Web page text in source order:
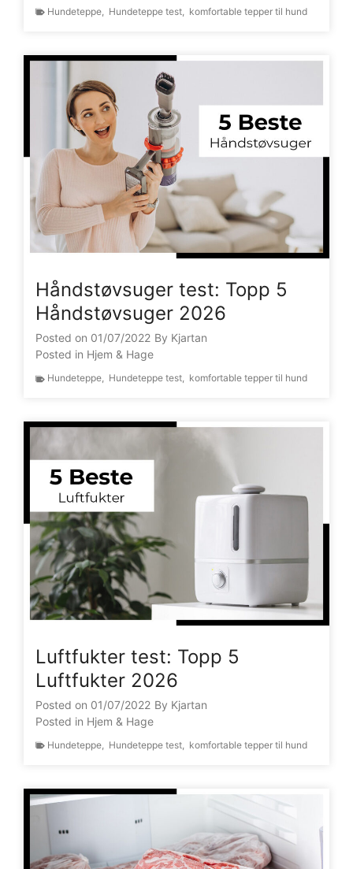
Hundeteppe Hundeteppe test komfortable tepper til hund
Håndstøvsuger test: Topp 5
Håndstøvsuger 2026
Posted on 01/07/2022 By Kjartan
Posted in Hjem & Hage
Hundeteppe, Hundeteppe test, komfortable tepper til hund
Luftfukter test: Topp 5
Luftfukter 2026
Posted on 01/07/2022 By Kjartan
Posted in Hjem & Hage
Hundeteppe Hundeteppe test komfortable tepper til hund